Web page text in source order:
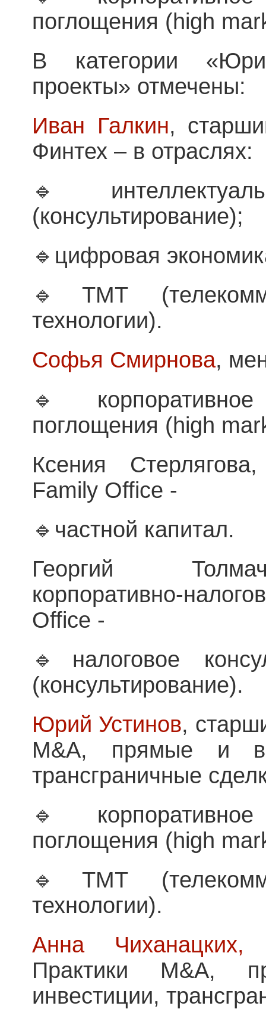
поглощения (high
В категории
проекты» отмечены:
Иван Галкин,
Финтех – в отраслях:
(консультирование);
🔹цифровая
🔹ТМТ
технологии).
Софья Смирнова,
поглощения (high
Ксения
Family Office -
🔹частной капитал.
Георгий
корпоративно-
Office -
🔹налоговое
(консультирование).
Юрий Устинов,
M&A, прямые и
трансграничные
поглощения (high
🔹ТМТ
технологии).
Анна Чиханацких,
Практики M&A,
инвестиции,